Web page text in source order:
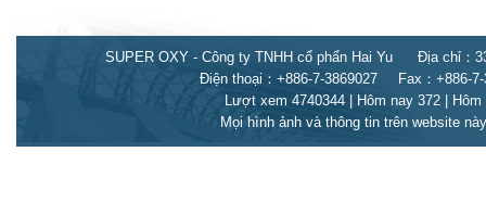
SUPER OXY - Công ty TNHH cổ phẩn Hai Yu
Địa chỉ：
Điện thoại：+886-7-3869027
Fax：+886-
Lượt xem 4740344 | Hôm nay 372 | Hôm
Mọi hình ảnh và thông tin trên website